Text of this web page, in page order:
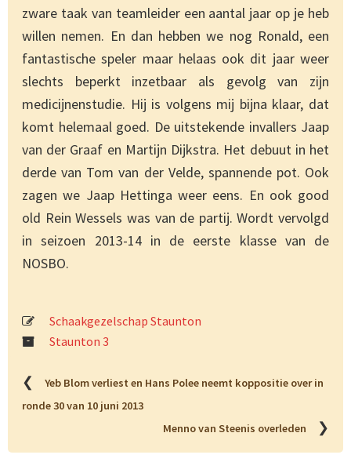
zware taak van teamleider een aantal jaar op je heb
willen nemen. En dan hebben we nog Ronald, een
fantastische speler maar helaas ook dit jaar weer
slechts beperkt inzetbaar als gevolg van zijn
medicijnenstudie. Hij is volgens mij bijna klaar, dat
komt helemaal goed. De uitstekende invallers Jaap
van der Graaf en Martijn Dijkstra. Het debuut in het
derde van Tom van der Velde, spannende pot. Ook
zagen we Jaap Hettinga weer eens. En ook good
old Rein Wessels was van de partij. Wordt vervolgd
in seizoen 2013-14 in de eerste klasse van de
NOSBO.
Schaakgezelschap Staunton
Staunton 3
❮
Yeb Blom verliest en Hans Polee neemt koppositie over in
ronde 30 van 10 juni 2013
Menno van Steenis overleden
❯